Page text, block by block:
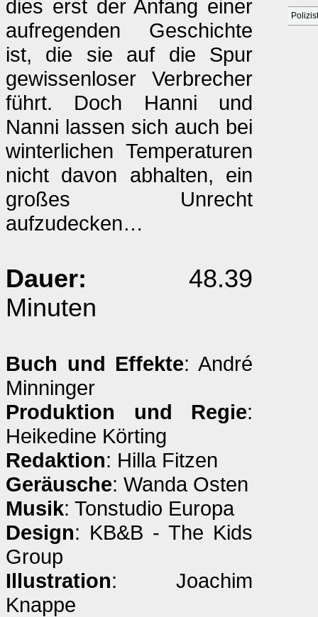
dies erst der Anfang einer
aufregenden Geschichte
ist, die sie auf die Spur
gewissenloser Verbrecher
führt. Doch Hanni und
Nanni lassen sich auch bei
winterlichen Temperaturen
nicht davon abhalten, ein
großes Unrecht
aufzudecken…
Dauer: 48.39
Minuten
Buch und Effekte: André
Minninger
Produktion und Regie:
Heikedine Körting
Redaktion: Hilla Fitzen
Geräusche: Wanda Osten
Musik: Tonstudio Europa
Design: KB&B - The Kids
Group
Illustration: Joachim
Knappe
Polizist